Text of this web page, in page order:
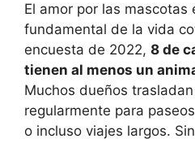
El amor por las mascotas
fundamental de la vida
encuesta de 2022, 8 de
tienen al menos un
Muchos dueños
regularmente para
o incluso viajes largos.